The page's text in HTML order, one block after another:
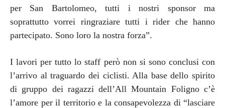
per San Bartolomeo, tutti i nostri sponsor ma
soprattutto vorrei ringraziare tutti i rider che hanno
partecipato. Sono loro la nostra forza”.
I lavori per tutto lo staff però non si sono conclusi con
l’arrivo al traguardo dei ciclisti. Alla base dello spirito
di gruppo dei ragazzi dell’All Mountain Foligno c’è
l’amore per il territorio e la consapevolezza di “lasciare